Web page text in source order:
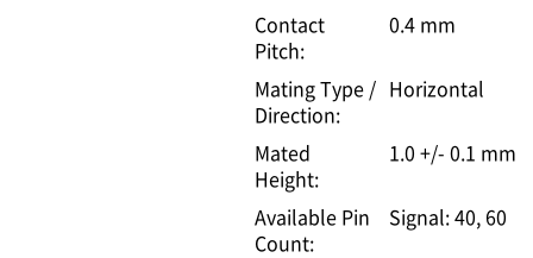
Contact
Pitch:
0.4 mm
Mating Type /
Direction:
Horizontal
Mated
Height:
1.0 +/- 0.1 mm
Available Pin
Count:
Signal: 40, 60